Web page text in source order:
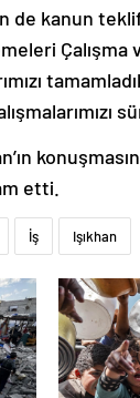
de kanun
Çalışma
etti.
İş Işıkhan